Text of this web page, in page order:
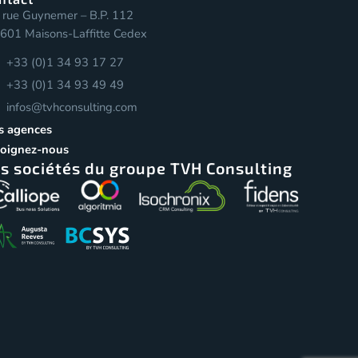
Guynemer – B.P. 112
Maisons-Laffitte Cedex
+33 (0)1 34 93 17 27
+33 (0)1 34 93 49 49
infos@tvhconsulting.com
agences
nous
sociétés du groupe TVH Consulting